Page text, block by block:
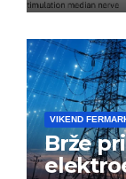
VIKEND
Brže